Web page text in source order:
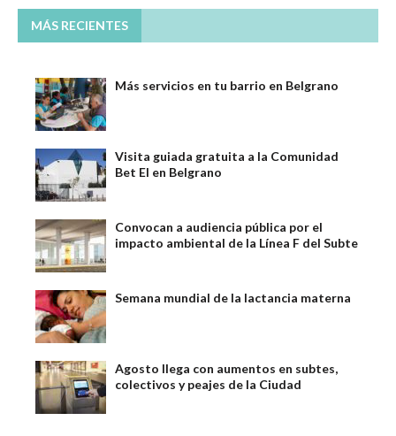
MÁS RECIENTES
Más servicios en tu barrio en Belgrano
Visita guiada gratuita a la Comunidad
Bet El en Belgrano
Convocan a audiencia pública por el
impacto ambiental de la Línea F del Subte
Semana mundial de la lactancia materna
Agosto llega con aumentos en subtes,
colectivos y peajes de la Ciudad